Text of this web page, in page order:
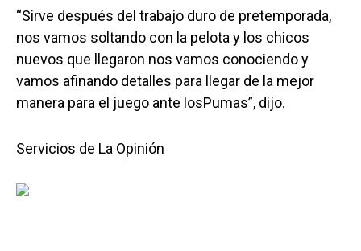
“Sirve después del trabajo duro de pretemporada,
nos vamos soltando con la pelota y los chicos
nuevos que llegaron nos vamos conociendo y
vamos afinando detalles para llegar de la mejor
manera para el juego ante losPumas”, dijo.
Servicios de La Opinión